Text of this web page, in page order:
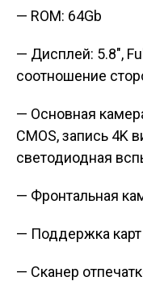
— ROM: 64Gb
— Дисплей: 5.8″,
соотношение
— Основная
CMOS, запись 4K
светодиодная
— Фронтальная
— Поддержка карт
— Сканер